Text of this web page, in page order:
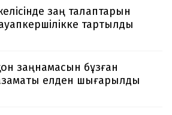
заң талаптарын
тартылды
заңнамасын бұзған
елден шығарылды